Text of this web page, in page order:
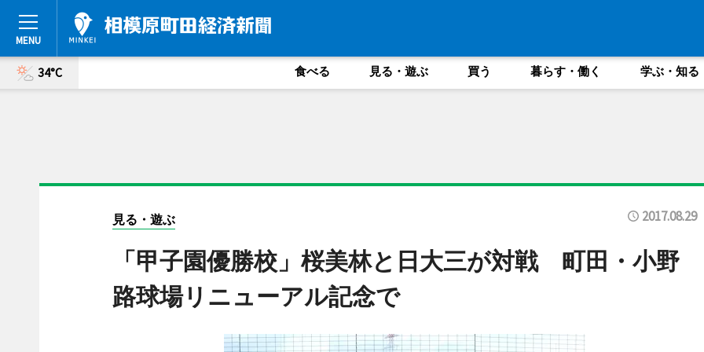
34°C 食べる 見る・遊ぶ 買う 暮らす・働く 学ぶ・知る
見る・遊ぶ 2017.08.29
「甲子園優勝校」桜美林と日大三が対戦 町田・小野
路球場リニューアル記念で